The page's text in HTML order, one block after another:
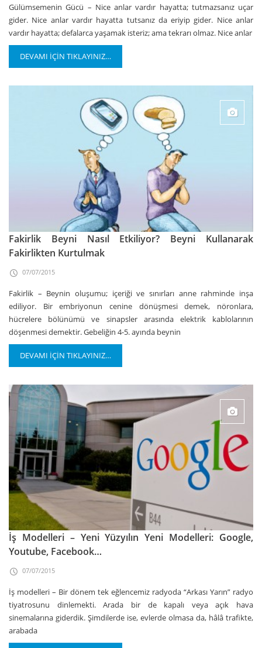
Gülümsemenin Gücü – Nice anlar vardır hayatta; tutmazsanız uçar
gider. Nice anlar vardır hayatta tutsanız da eriyip gider. Nice anlar
vardır hayatta; defalarca yaşamak isteriz; ama tekrarı olmaz. Nice anlar
DEVAMI İÇİN TIKLAYINIZ…
Fakirlik Beyni Nasıl Etkiliyor? Beyni Kullanarak
Fakirlikten Kurtulmak
07/07/2015
Fakirlik – Beynin oluşumu; içeriği ve sınırları anne rahminde inşa
ediliyor. Bir embriyonun cenine dönüşmesi demek, nöronlara,
hücrelere bölünümü ve sinapsler arasında elektrik kablolarının
döşenmesi demektir. Gebeliğin 4-5. ayında beynin
DEVAMI İÇİN TIKLAYINIZ…
İş Modelleri – Yeni Yüzyılın Yeni Modelleri: Google,
Youtube, Facebook…
07/07/2015
İş modelleri – Bir dönem tek eğlencemiz radyoda “Arkası Yarın” radyo
tiyatrosunu dinlemekti. Arada bir de kapalı veya açık hava
sinemalarına giderdik. Şimdilerde ise, evlerde olmasa da, hâlâ trafikte,
arabada